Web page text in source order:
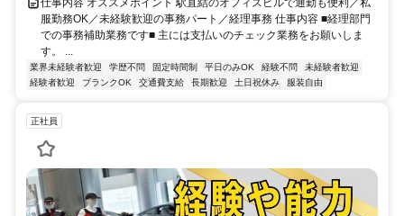
仕事内容 オススメポイント 駅直結のオフィスビルで通勤も便利／私
服勤務OK／未経験歓迎の事務パート／経理事務 仕事内容 ■経理部門
での事務補助業務です■ 主には支払いのチェック業務をお願いしま
す。 ...
業界未経験者歓迎 学歴不問 固定時間制 平日のみOK 経験不問
未経験者歓迎
経験者歓迎
ブランクOK 交通費支給 長期歓迎 土日祝休み 服装自由
正社員